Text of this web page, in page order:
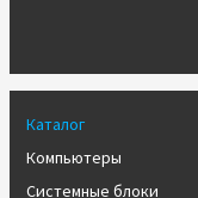
Каталог
Компьютеры
Системные блоки